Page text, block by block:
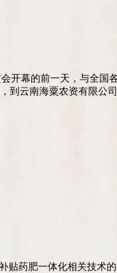
开幕的前一天，与全国
到云南海粟农资有限公
贴药肥一体化相关技术